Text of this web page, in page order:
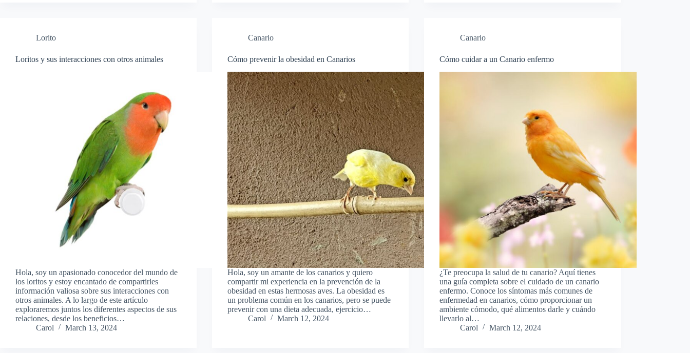
Lorito
Loritos y sus interacciones con otros animales
Hola, soy un apasionado conocedor del mundo de
los loritos y estoy encantado de compartirles
información valiosa sobre sus interacciones con
otros animales. A lo largo de este artículo
exploraremos juntos los diferentes aspectos de sus
relaciones, desde los beneficios…
Carol
March 13, 2024
Canario
Cómo prevenir la obesidad en Canarios
Hola, soy un amante de los canarios y quiero
compartir mi experiencia en la prevención de la
obesidad en estas hermosas aves. La obesidad es
un problema común en los canarios, pero se puede
prevenir con una dieta adecuada, ejercicio…
Carol
March 12, 2024
Canario
Cómo cuidar a un Canario enfermo
¿Te preocupa la salud de tu canario? Aquí tienes
una guía completa sobre el cuidado de un canario
enfermo. Conoce los síntomas más comunes de
enfermedad en canarios, cómo proporcionar un
ambiente cómodo, qué alimentos darle y cuándo
llevarlo al…
Carol
March 12, 2024